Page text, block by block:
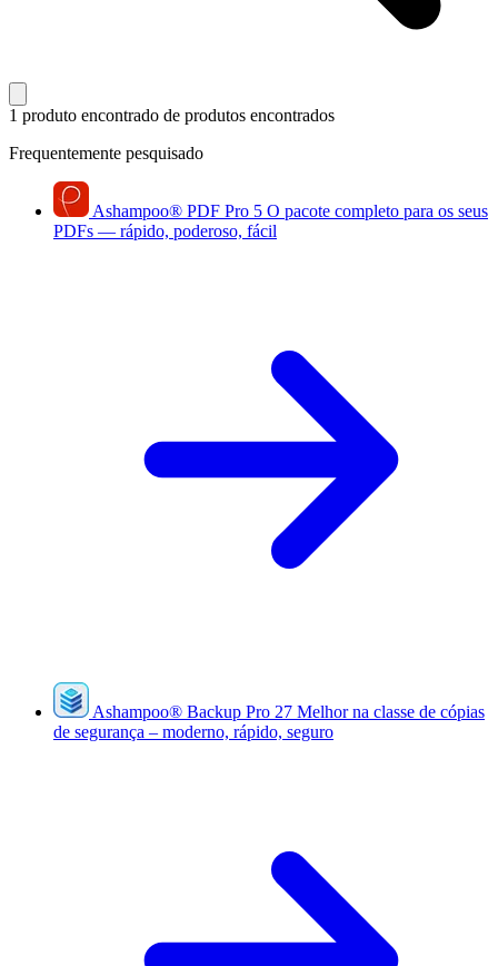
1 produto encontrado de produtos encontrados
Frequentemente pesquisado
Ashampoo® PDF Pro 5 O pacote completo para os seus
PDFs — rápido, poderoso, fácil
Ashampoo® Backup Pro 27 Melhor na classe de cópias
de segurança – moderno, rápido, seguro